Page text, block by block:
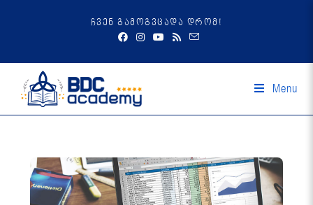
ჩვენ გამოგვცადა დრომ!
Menu